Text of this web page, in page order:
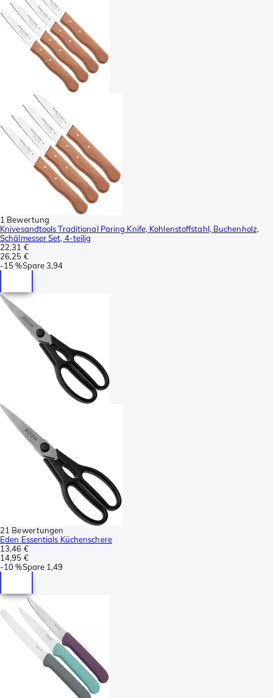
1 Bewertung
Knivesandtools Traditional Paring Knife, Kohlenstoffstahl, Buchenholz,
Schälmesser Set, 4-teilig
22,31 €
26,25 €
-15 %Spare3,94
21 Bewertungen
Eden Essentials Küchenschere
13,46 €
14,95 €
-10 %Spare 1,49